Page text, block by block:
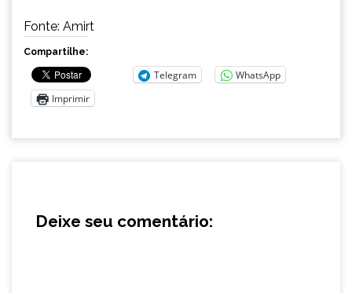
Fonte: Amirt
Compartilhe:
Telegram
WhatsApp
Imprimir
Deixe seu comentário: